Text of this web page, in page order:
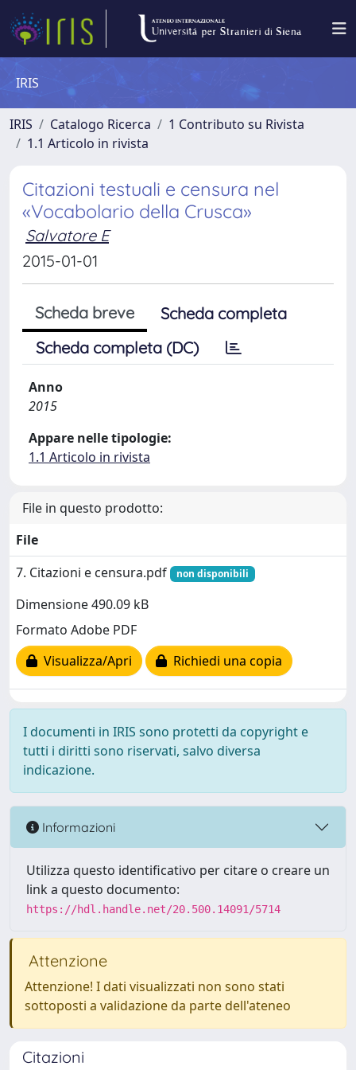
IRIS
IRIS Catalogo Ricerca
1 Contributo su Rivista
1.1 Articolo in rivista
Citazioni testuali e censura nel
«Vocabolario della Crusca»
Salvatore E
2015-01-01
Scheda breve
Scheda completa
Scheda completa (DC)
Anno
2015
Appare nelle tipologie:
1.1 Articolo in rivista
File in questo prodotto:
File
7. Citazioni e censura.pdf
non disponibili
Dimensione 490.09 kB
Formato Adobe PDF
Visualizza/Apri
Richiedi una copia
I documenti in IRIS sono protetti da copyright e
tutti i diritti sono riservati, salvo diversa
indicazione.
Informazioni
Utilizza questo identificativo per citare o creare un
link a questo documento:
https://hdl.handle.net/20.500.14091/5714
Attenzione
Attenzione! I dati visualizzati non sono stati
sottoposti a validazione da parte dell'ateneo
Citazioni